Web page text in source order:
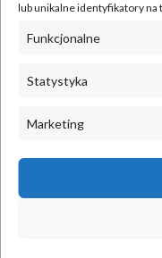
lub unikalne identyfikatory na
Funkcjonalne
Statystyka
Marketing